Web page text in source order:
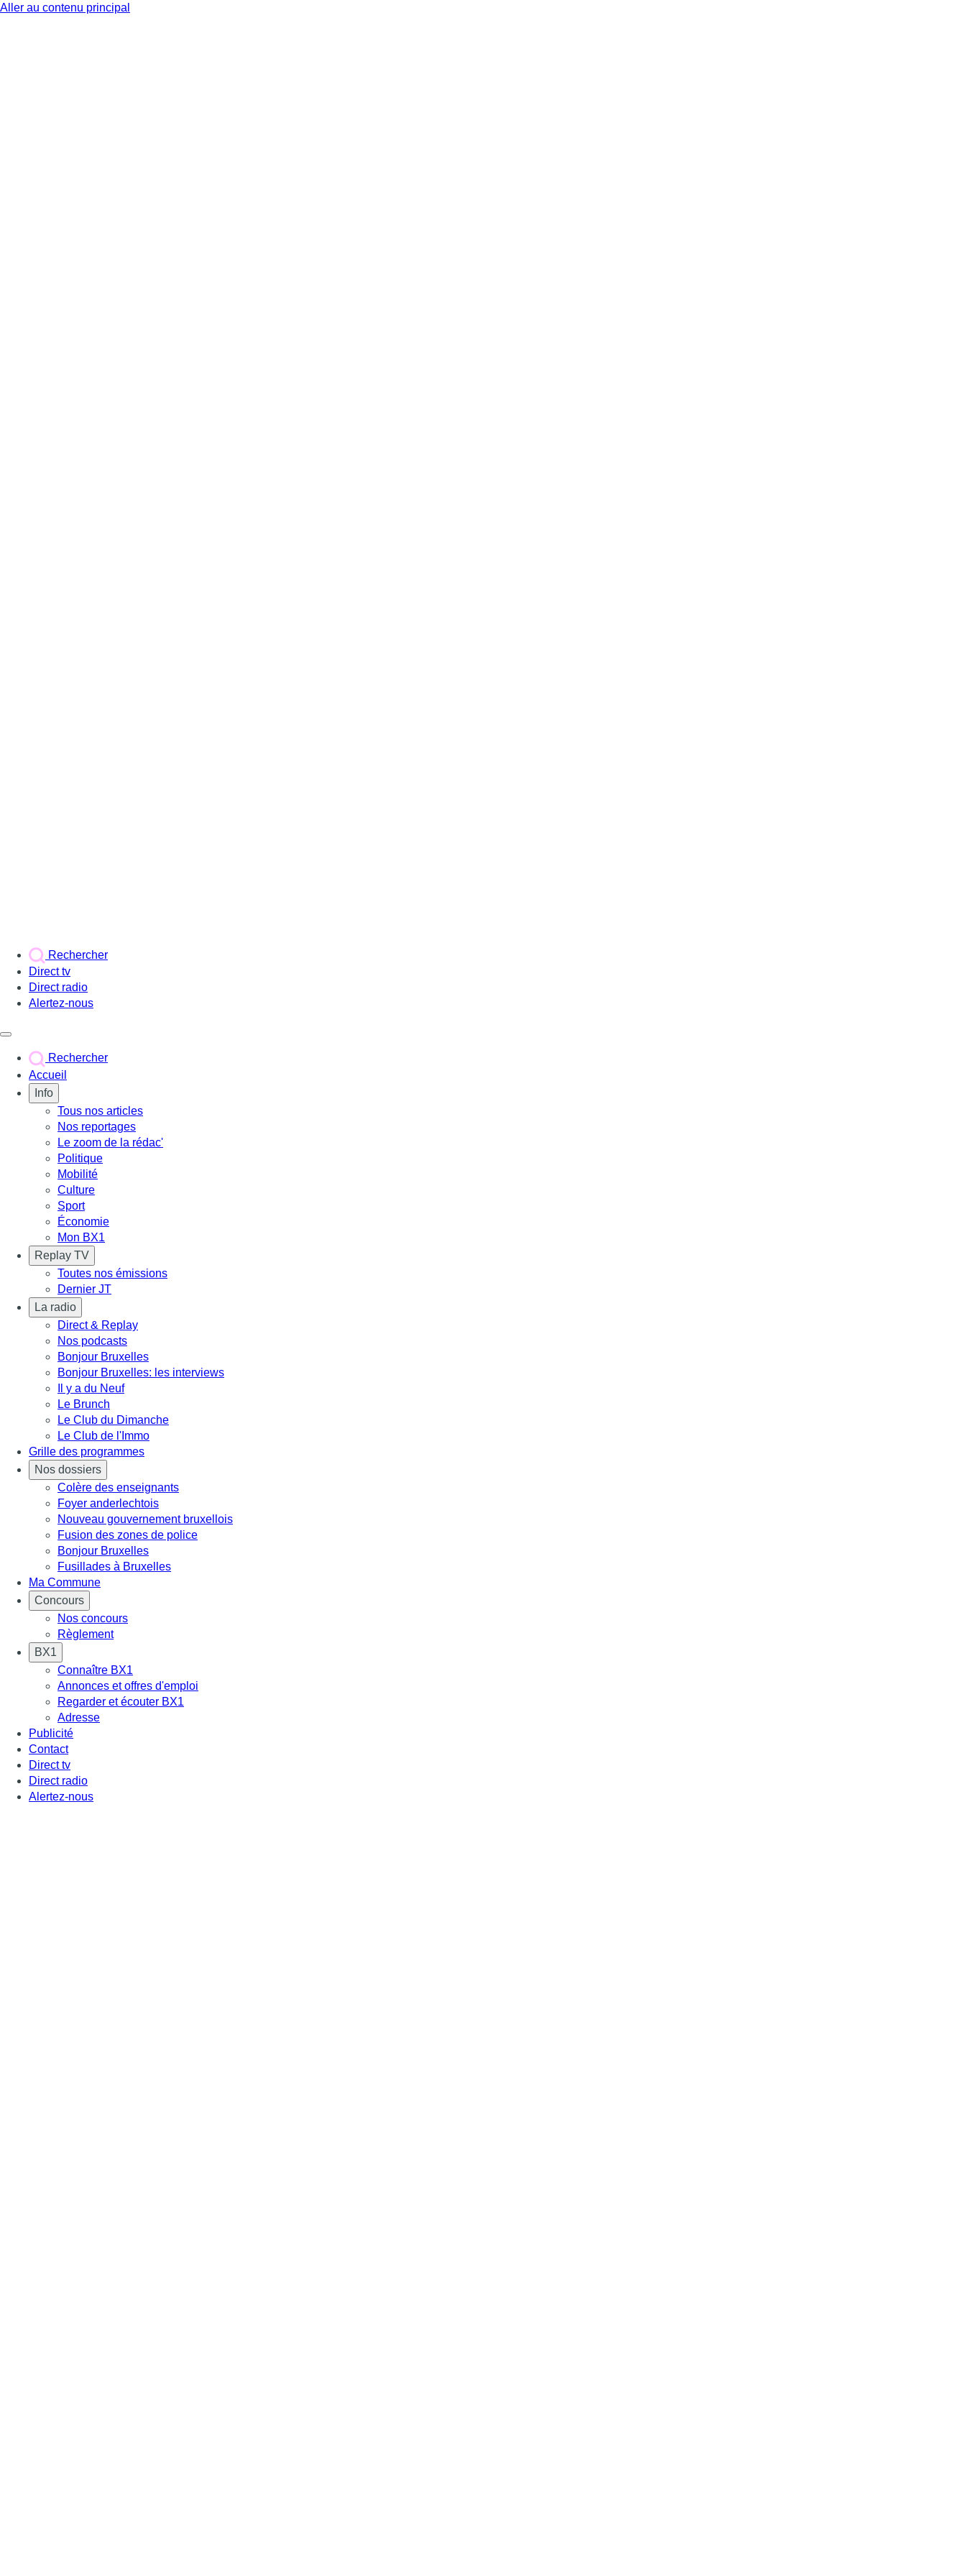
Aller au contenu principal
Rechercher
Direct tv
Direct radio
Alertez-nous
Rechercher
Accueil
Info
Tous nos articles
Nos reportages
Le zoom de la rédac'
Politique
Mobilité
Culture
Sport
Économie
Mon BX1
Replay TV
Toutes nos émissions
Dernier JT
La radio
Direct & Replay
Nos podcasts
Bonjour Bruxelles
Bonjour Bruxelles: les interviews
Il y a du Neuf
Le Brunch
Le Club du Dimanche
Le Club de l'Immo
Grille des programmes
Nos dossiers
Colère des enseignants
Foyer anderlechtois
Nouveau gouvernement bruxellois
Fusion des zones de police
Bonjour Bruxelles
Fusillades à Bruxelles
Ma Commune
Concours
Nos concours
Règlement
BX1
Connaître BX1
Annonces et offres d'emploi
Regarder et écouter BX1
Adresse
Publicité
Contact
Direct tv
Direct radio
Alertez-nous